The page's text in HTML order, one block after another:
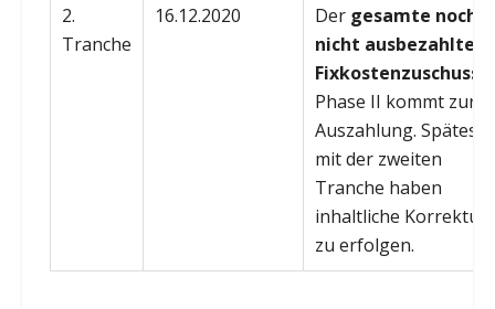
2.
Tranche
16.12.2020 Der gesamte noch
nicht ausbezahlte
Fixkostenzuschuss
Phase II kommt zur
Auszahlung.
mit der zweiten
Tranche haben
inhaltliche
zu erfolgen.